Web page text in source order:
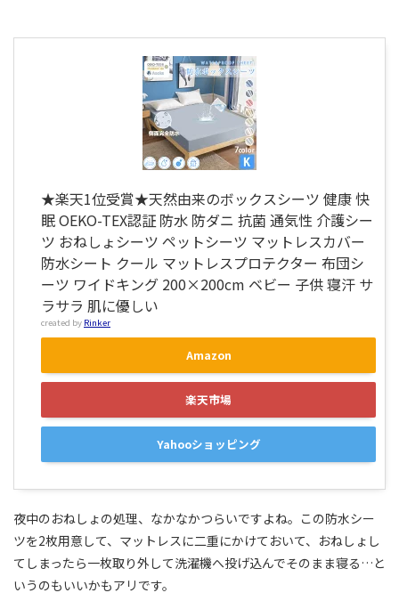
★楽天1位受賞★天然由来のボックスシーツ 健康 快
眠 OEKO-TEX認証 防水 防ダニ 抗菌 通気性 介護シー
ツ おねしょシーツ ペットシーツ マットレスカバー
防水シート クール マットレスプロテクター 布団シ
ーツ ワイドキング 200×200cm ベビー 子供 寝汗 サ
ラサラ 肌に優しい
created by Rinker
Amazon
楽天市場
Yahooショッピング
夜中のおねしょの処理、なかなかつらいですよね。この防水シー
ツを2枚用意して、マットレスに二重にかけておいて、おねしょし
てしまったら一枚取り外して洗濯機へ投げ込んでそのまま寝る…と
いうのもいいかもアリです。